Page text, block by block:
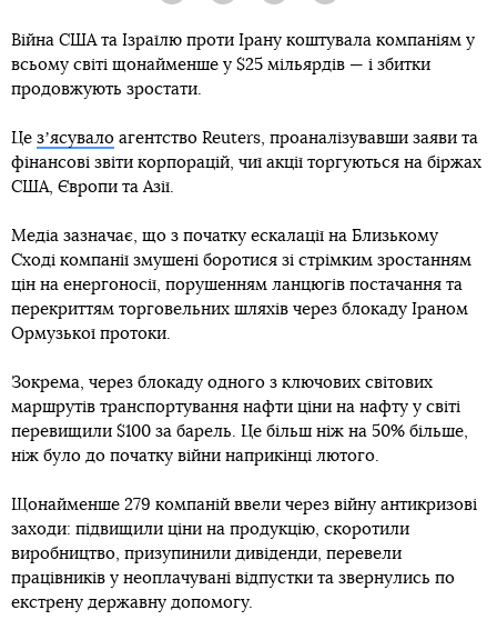
Війна США та Ізраїлю проти Ірану коштувала компаніям у
всьому світі щонайменше у $25 мільярдів — і збитки
продовжують зростати.
Це зʼясувало агентство Reuters, проаналізувавши заяви та
фінансові звіти корпорацій, чиї акції торгуються на біржах
США, Європи та Азії.
Медіа зазначає, що з початку ескалації на Близькому
Сході компанії змушені боротися зі стрімким зростанням
цін на енергоносії, порушенням ланцюгів постачання та
перекриттям торговельних шляхів через блокаду Іраном
Ормузької протоки.
Зокрема, через блокаду одного з ключових світових
маршрутів транспортування нафти ціни на нафту у світі
перевищили $100 за барель. Це більш ніж на 50% більше,
ніж було до початку війни наприкінці лютого.
Щонайменше 279 компаній ввели через війну антикризові
заходи: підвищили ціни на продукцію, скоротили
виробництво, призупинили дивіденди, перевели
працівників у неоплачувані відпустки та звернулись по
екстрену державну допомогу.